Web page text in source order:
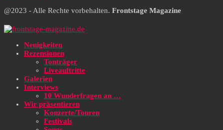
@2023 - Alle Rechte vorbehalten. Frontstage Magazine
Neuigkeiten
Rezensionen
Tonträger
Liveauftritte
Galerien
Interviews
10 Wunderfragen an …
Wir präsentieren
Konzerte/Touren
Festivals